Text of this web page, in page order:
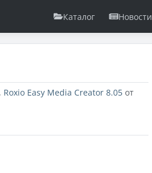
Каталог Новости
, Roxio Easy Media Creator 8.05 от